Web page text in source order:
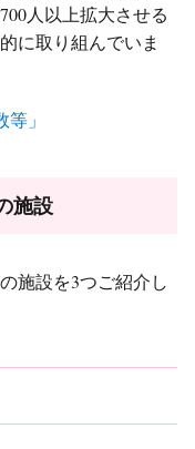
人以上拡大させる
に取り組んでいま
」
施設
施設を3つご紹介し